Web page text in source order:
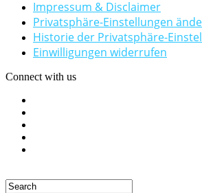
Impressum & Disclaimer
Privatsphäre-Einstellungen
Historie der Privatsphäre-
Einwilligungen widerrufen
Connect with us